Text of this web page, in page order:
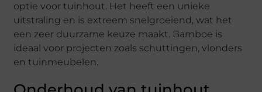
optie voor tuinhout. Het heeft een unieke
uitstraling en is extreem snelgroeiend, wat het
een zeer duurzame keuze maakt. Bamboe is
ideaal voor projecten zoals schuttingen, vlonders
en tuinmeubelen.